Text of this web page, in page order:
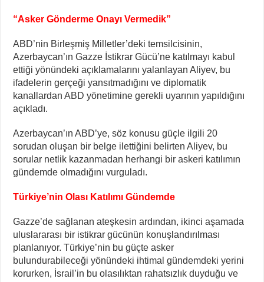
“Asker Gönderme Onayı Vermedik”
ABD’nin Birleşmiş Milletler’deki temsilcisinin,
Azerbaycan’ın Gazze İstikrar Gücü’ne katılmayı kabul
ettiği yönündeki açıklamalarını yalanlayan Aliyev, bu
ifadelerin gerçeği yansıtmadığını ve diplomatik
kanallardan ABD yönetimine gerekli uyarının yapıldığını
açıkladı.
Azerbaycan’ın ABD’ye, söz konusu güçle ilgili 20
sorudan oluşan bir belge ilettiğini belirten Aliyev, bu
sorular netlik kazanmadan herhangi bir askeri katılımın
gündemde olmadığını vurguladı.
Türkiye’nin Olası Katılımı Gündemde
Gazze’de sağlanan ateşkesin ardından, ikinci aşamada
uluslararası bir istikrar gücünün konuşlandırılması
planlanıyor. Türkiye’nin bu güçte asker
bulundurabileceği yönündeki ihtimal gündemdeki yerini
korurken, İsrail’in bu olasılıktan rahatsızlık duyduğu ve